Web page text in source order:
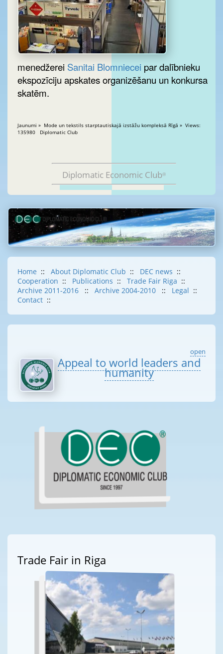
menedžerei Sanitai Blomniecei par dalībnieku
ekspozīciju apskates organizēšanu un konkursa
skatēm.
Jaunumi » Mode un tekstils starptautiskajā izstāžu kompleksā Rīgā » Views:
135980 Diplomatic Club
Diplomatic Economic Club®
Home :: About Diplomatic Club :: DEC news ::
Cooperation :: Publications :: Trade Fair Riga ::
Archive 2011-2016
:: Archive 2004-2010 :: Legal ::
Contact ::
open
Appeal to world leaders and
humanity
Trade Fair in Riga